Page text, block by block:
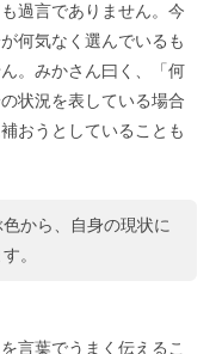
過言でありません。今
何気なく選んでいるも
。みかさん曰く、「何
状況を表している場合
おうとしていることも
から、自身の現状に
。
言葉でうまく伝えるこ